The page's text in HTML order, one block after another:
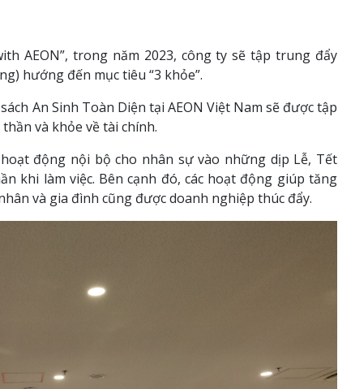
AEON”, trong năm 2023, công ty sẽ tập trung đẩy
hướng đến mục tiêu “3 khỏe”.
An Sinh Toàn Diện tại AEON Việt Nam sẽ được tập
và khỏe về tài chính.
động nội bộ cho nhân sự vào những dịp Lễ, Tết
khi làm việc. Bên cạnh đó, các hoạt động giúp tăng
và gia đình cũng được doanh nghiệp thúc đẩy.